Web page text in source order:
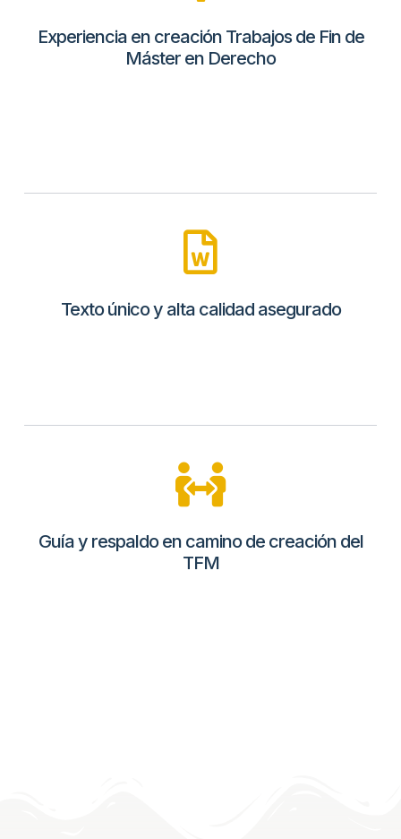
Experiencia en creación Trabajos de Fin de
Máster en Derecho
Texto único y alta calidad asegurado​
Guía y respaldo en camino de creación del
TFM